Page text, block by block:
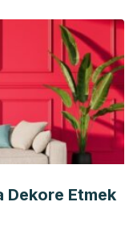
Dekore Etmek